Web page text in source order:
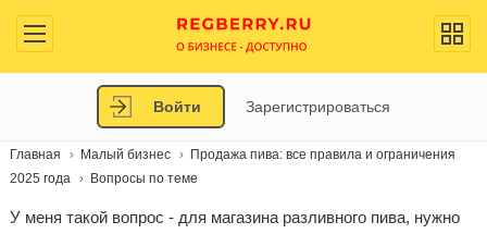
Войти Зарегистрироваться
Главная Малый бизнес
Продажа пива: все правила и ограничения
2025 года
Вопросы по теме
У меня такой вопрос - для магазина разливного пива, нужно